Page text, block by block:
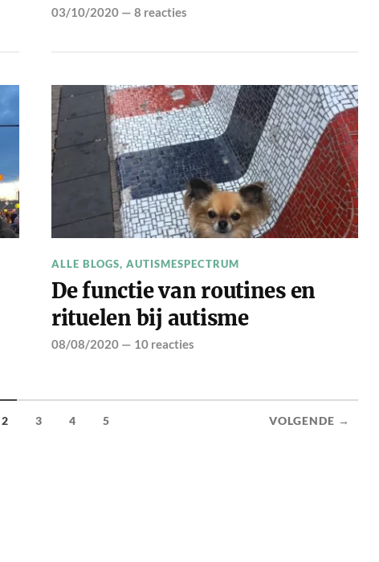
03/10/2020— 8 reacties
ALLE BLOGS, AUTISMESPECTRUM
De functie van routines en
rituelen bij autisme
08/08/2020— 10 reacties
2 3 4 5 VOLGENDE →